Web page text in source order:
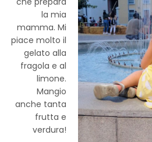
la mia
mamma. Mi
piace molto il
gelato alla
fragola e al
limone.
Mangio
anche tanta
frutta e
verdura!